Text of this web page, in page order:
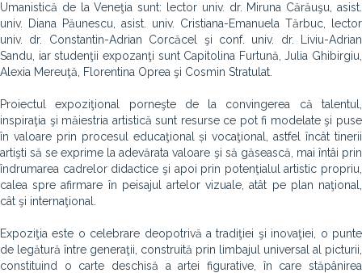
Umanistică de la Veneţia sunt: lector univ. dr. Miruna Cărăuşu, asist.
univ. Diana Păunescu, asist. univ. Cristiana-Emanuela Tărbuc, lector
univ. dr. Constantin-Adrian Corcăcel şi conf. univ. dr. Liviu-Adrian
Sandu, iar studenţii expozanţi sunt Capitolina Furtună, Julia Ghibirgiu,
Alexia Mereuţă, Florentina Oprea şi Cosmin Stratulat.
Proiectul expoziţional porneşte de la convingerea că talentul,
inspiraţia şi măiestria artistică sunt resurse ce pot fi modelate şi puse
în valoare prin procesul educaţional și vocaţional, astfel încât tinerii
artişti să se exprime la adevărata valoare şi să găsească, mai întâi prin
îndrumarea cadrelor didactice şi apoi prin potenţialul artistic propriu,
calea spre afirmare în peisajul artelor vizuale, atât pe plan naţional,
cât şi internaţional.
Expoziţia este o celebrare deopotrivă a tradiţiei şi inovaţiei, o punte
de legătură între generaţii, construită prin limbajul universal al picturii,
constituind o carte deschisă a artei figurative, în care stăpânirea